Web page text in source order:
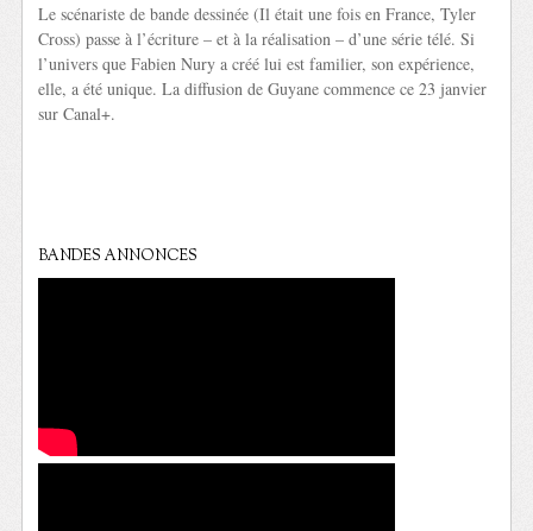
Le scénariste de bande dessinée (Il était une fois en France, Tyler
Cross) passe à l’écriture – et à la réalisation – d’une série télé. Si
l’univers que Fabien Nury a créé lui est familier, son expérience,
elle, a été unique. La diffusion de Guyane commence ce 23 janvier
sur Canal+.
BANDES ANNONCES